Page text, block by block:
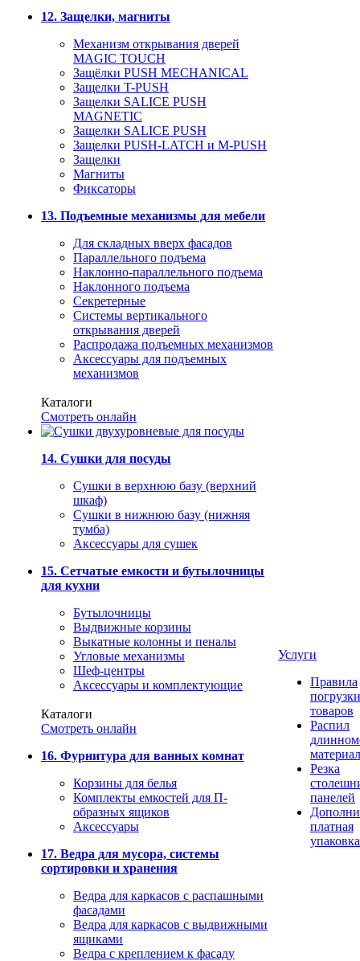
12. Защелки, магниты
Механизм открывания дверей
MAGIC TOUCH
Защёлки PUSH MECHANICAL
Защелки T-PUSH
Защелки SALICE PUSH
MAGNETIC
Защелки SALICE PUSH
Защелки PUSH-LATCH и M-PUSH
Защелки
Магниты
Фиксаторы
13. Подъемные механизмы для мебели
Для складных вверх фасадов
Параллельного подъема
Наклонно-параллельного подъема
Наклонного подъема
Секретерные
Системы вертикального
открывания дверей
Распродажа подъемных механизмов
Аксессуары для подъемных
механизмов
Каталоги
Смотреть онлайн
14. Сушки для посуды
Сушки в верхнюю базу (верхний
шкаф)
Сушки в нижнюю базу (нижняя
тумба)
Аксессуары для сушек
15. Сетчатые емкости и бутылочницы
для кухни
Бутылочницы
Выдвижные корзины
Выкатные колонны и пеналы
Угловые механизмы
Шеф-центры
Аксессуары и комплектующие
Каталоги
Смотреть онлайн
16. Фурнитура для ванных комнат
Корзины для белья
Комплекты емкостей для П-
образных ящиков
Аксессуары
17. Ведра для мусора, системы
сортировки и хранения
Ведра для каркасов с распашными
фасадами
Ведра для каркасов с выдвижными
ящиками
Ведра с креплением к фасаду
Услуги
Правила
погрузки
товаров
Распил
Резка
панелей
платная
упаковка